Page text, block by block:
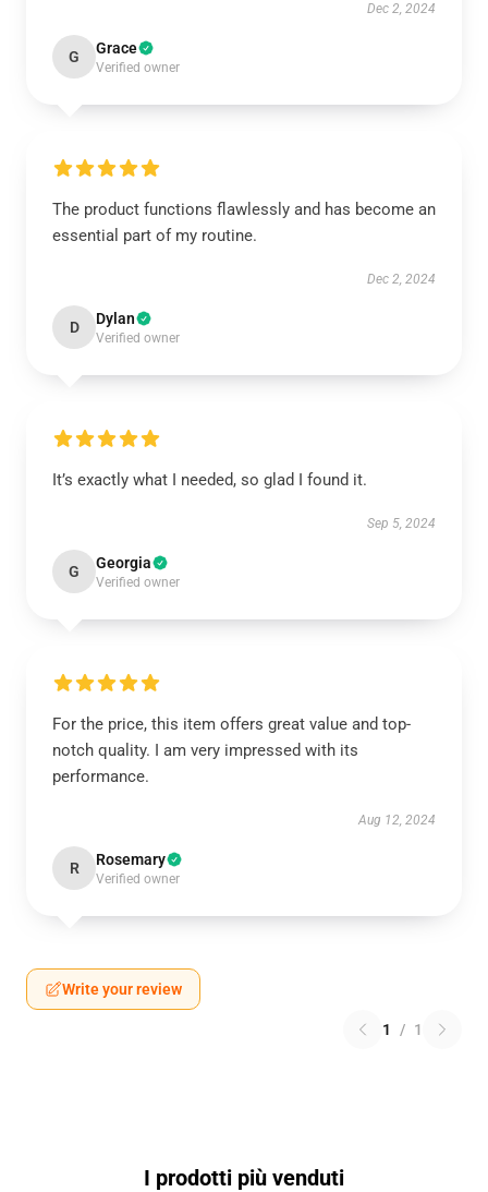
Dec 2, 2024
G Grace
Verified owner
The product functions flawlessly and has become an
essential part of my routine.
Dec 2, 2024
D Dylan
Verified owner
It’s exactly what I needed, so glad I found it.
Sep 5, 2024
G Georgia
Verified owner
For the price, this item offers great value and top-
notch quality. I am very impressed with its
performance.
Aug 12, 2024
R Rosemary
Verified owner
Write your review
1 / 1
I prodotti più venduti